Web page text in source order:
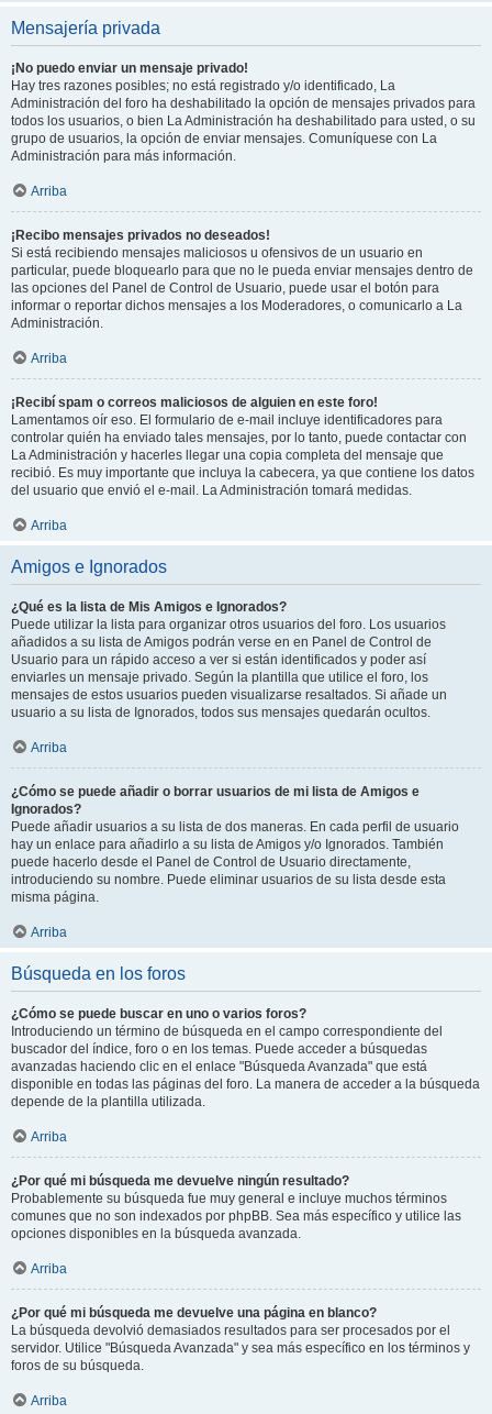
Mensajería privada
¡No puedo enviar un mensaje privado!
Hay tres razones posibles; no está registrado y/o identificado, La
Administración del foro ha deshabilitado la opción de mensajes privados para
todos los usuarios, o bien La Administración ha deshabilitado para usted, o su
grupo de usuarios, la opción de enviar mensajes. Comuníquese con La
Administración para más información.
Arriba
¡Recibo mensajes privados no deseados!
Si está recibiendo mensajes maliciosos u ofensivos de un usuario en
particular, puede bloquearlo para que no le pueda enviar mensajes dentro de
las opciones del Panel de Control de Usuario, puede usar el botón para
informar o reportar dichos mensajes a los Moderadores, o comunicarlo a La
Administración.
Arriba
¡Recibí spam o correos maliciosos de alguien en este foro!
Lamentamos oír eso. El formulario de e-mail incluye identificadores para
controlar quién ha enviado tales mensajes, por lo tanto, puede contactar con
La Administración y hacerles llegar una copia completa del mensaje que
recibió. Es muy importante que incluya la cabecera, ya que contiene los datos
del usuario que envió el e-mail. La Administración tomará medidas.
Arriba
Amigos e Ignorados
¿Qué es la lista de Mis Amigos e Ignorados?
Puede utilizar la lista para organizar otros usuarios del foro. Los usuarios
añadidos a su lista de Amigos podrán verse en en Panel de Control de
Usuario para un rápido acceso a ver si están identificados y poder así
enviarles un mensaje privado. Según la plantilla que utilice el foro, los
mensajes de estos usuarios pueden visualizarse resaltados. Si añade un
usuario a su lista de Ignorados, todos sus mensajes quedarán ocultos.
Arriba
¿Cómo se puede añadir o borrar usuarios de mi lista de Amigos e
Ignorados?
Puede añadir usuarios a su lista de dos maneras. En cada perfil de usuario
hay un enlace para añadirlo a su lista de Amigos y/o Ignorados. También
puede hacerlo desde el Panel de Control de Usuario directamente,
introduciendo su nombre. Puede eliminar usuarios de su lista desde esta
misma página.
Arriba
Búsqueda en los foros
¿Cómo se puede buscar en uno o varios foros?
Introduciendo un término de búsqueda en el campo correspondiente del
buscador del índice, foro o en los temas. Puede acceder a búsquedas
avanzadas haciendo clic en el enlace "Búsqueda Avanzada" que está
disponible en todas las páginas del foro. La manera de acceder a la búsqueda
depende de la plantilla utilizada.
Arriba
¿Por qué mi búsqueda me devuelve ningún resultado?
Probablemente su búsqueda fue muy general e incluye muchos términos
comunes que no son indexados por phpBB. Sea más específico y utilice las
opciones disponibles en la búsqueda avanzada.
Arriba
¿Por qué mi búsqueda me devuelve una página en blanco?
La búsqueda devolvió demasiados resultados para ser procesados por el
servidor. Utilice "Búsqueda Avanzada" y sea más específico en los términos y
foros de su búsqueda.
Arriba